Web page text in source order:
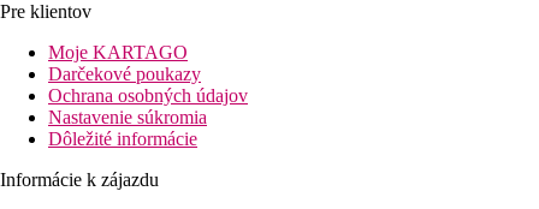
Pre klientov
Moje KARTAGO
Darčekové poukazy
Ochrana osobných údajov
Nastavenie súkromia
Dôležité informácie
Informácie k zájazdu